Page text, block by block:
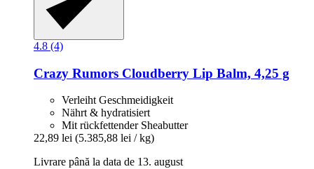
4.8 (4)
Crazy Rumors Cloudberry Lip Balm, 4,25 g
Verleiht Geschmeidigkeit
Nährt & hydratisiert
Mit rückfettender Sheabutter
22,89 lei (5.385,88 lei / kg)
Livrare până la data de 13. august